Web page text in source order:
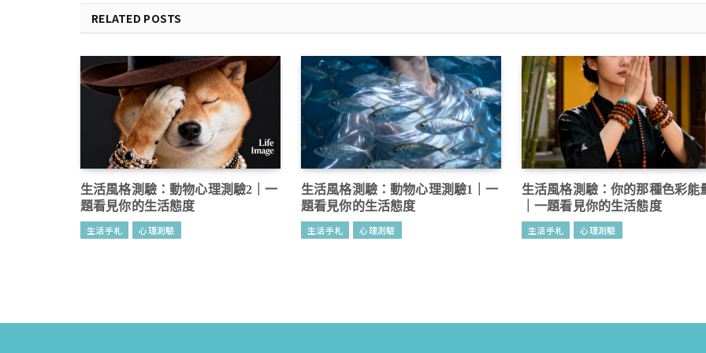
RELATED POSTS
生活風格測驗：動物心理測驗2｜一
題看見你的生活態度
生活手札 心理測驗
生活風格測驗：動物心理測驗1｜一
題看見你的生活態度
生活手札 心理測驗
生活風格測驗：你的那種色彩能
｜一題看見你的生活態度
生活手札 心理測驗